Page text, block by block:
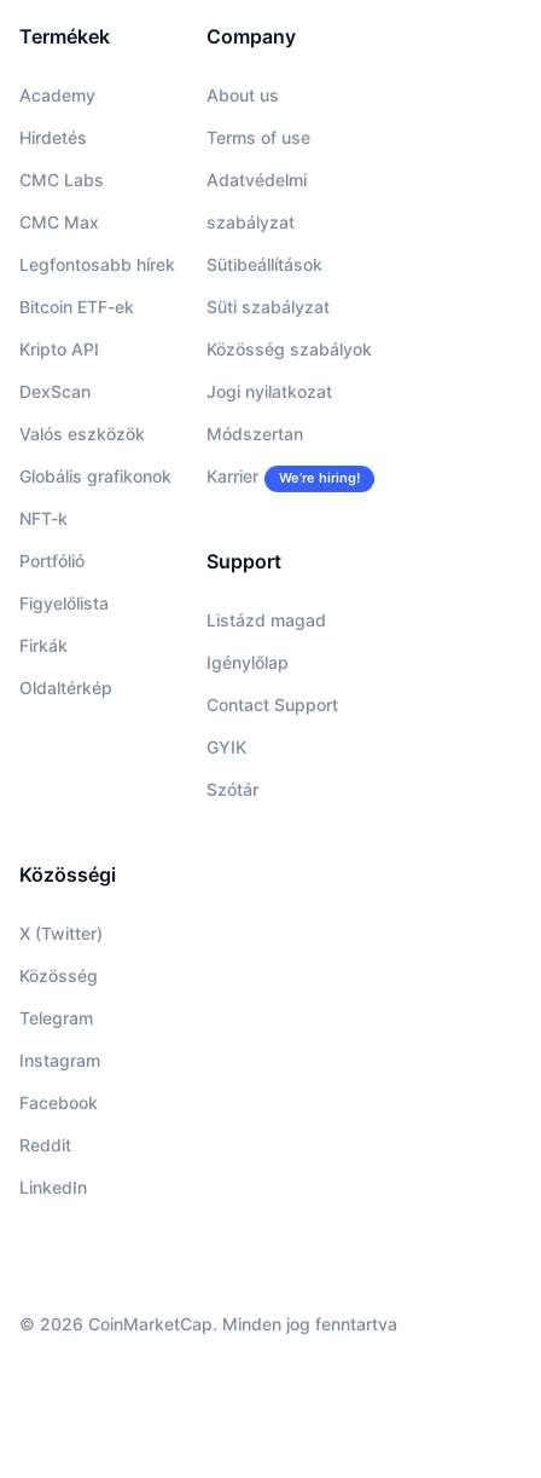
Termékek
Academy
Hirdetés
CMC Labs
CMC Max
Legfontosabb hírek
Bitcoin ETF-ek
Kripto API
DexScan
Valós eszközök
Globális grafikonok
NFT-k
Portfólió
Figyelőlista
Firkák
Oldaltérkép
Company
About us
Terms of use
Adatvédelmi
szabályzat
Sütibeállítások
Süti szabályzat
Közösség szabályok
Jogi nyilatkozat
Módszertan
Karrier We’re hiring!
Support
Listázd magad
Igénylőlap
Contact Support
GYIK
Szótár
Közösségi
X (Twitter)
Közösség
Telegram
Instagram
Facebook
Reddit
LinkedIn
© 2026 CoinMarketCap. Minden jog fenntartva